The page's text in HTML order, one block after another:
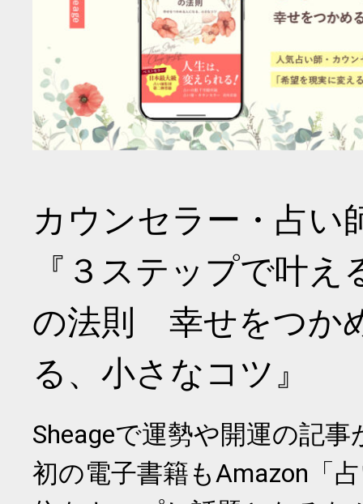
カウンセラー・占い
『３ステップで叶
の法則 幸せをつか
る、小さなコツ』
Sheageで運勢や開運の記
初の電子書籍もAmazon「